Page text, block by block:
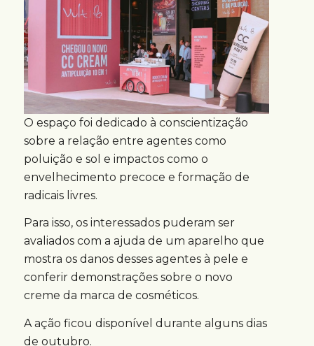
O espaço foi dedicado à conscientização
sobre a relação entre agentes como
poluição e sol e impactos como o
envelhecimento precoce e formação de
radicais livres.
Para isso, os interessados puderam ser
avaliados com a ajuda de um aparelho que
mostra os danos desses agentes à pele e
conferir demonstrações sobre o novo
creme da marca de cosméticos.
A ação ficou disponível durante alguns dias
de outubro.